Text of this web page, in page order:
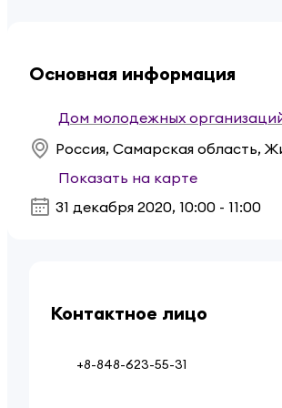
Основная информация
Дом молодежных
Показать на карте
31 декабря 2020, 10:00 - 11:00
Контактное лицо
+8-848-623-55-31